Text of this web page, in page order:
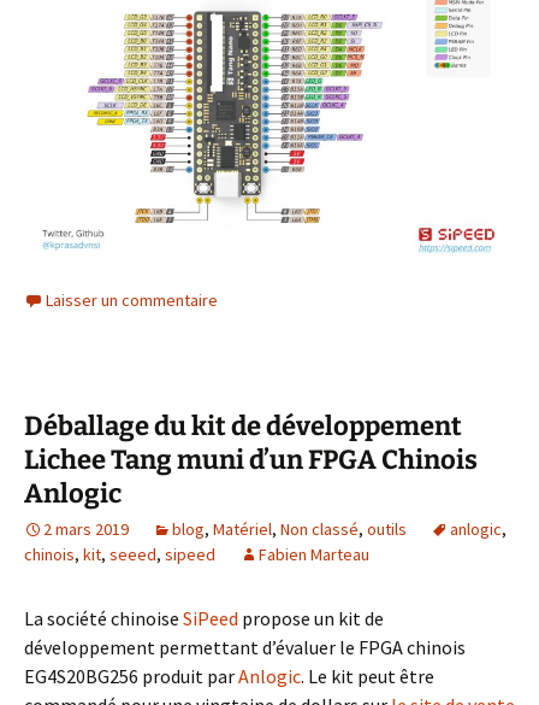
Laisser un commentaire
Déballage du kit de développement
Lichee Tang muni d’un FPGA Chinois
Anlogic
2 mars 2019 blog, Matériel, Non classé, outils anlogic,
chinois, kit, seeed, sipeed Fabien Marteau
La société chinoise SiPeed propose un kit de
développement permettant d’évaluer le FPGA chinois
EG4S20BG256 produit parAnlogic. Le kit peut être